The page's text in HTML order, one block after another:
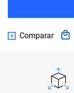
Comparar